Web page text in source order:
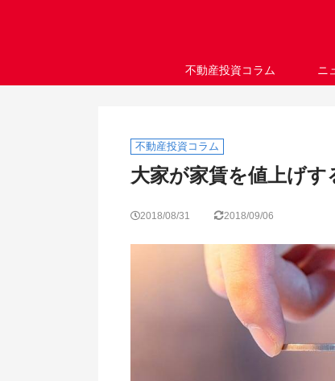
不動産投資コラム ニ
不動産投資コラム
大家が家賃を値上げす
2018/08/31 2018/09/06